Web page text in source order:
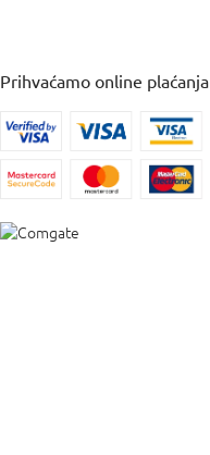
Prihvaćamo online plaćanja